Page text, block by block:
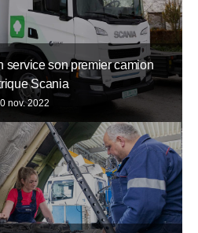
service son premier camion
Scania
nov. 2022